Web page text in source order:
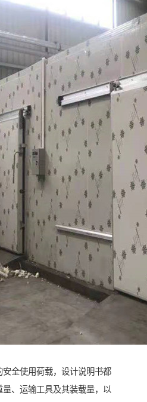
全使用荷载，设计说明书都
、运输工具及其装载量，以